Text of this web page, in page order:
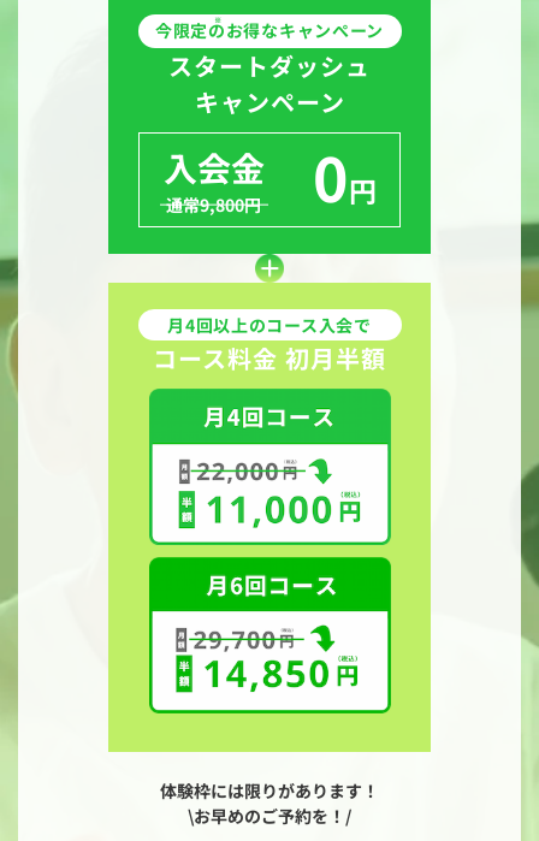
今限定 ※
のお得なキャンぺーン
スタートダッシュ
キャンペーン
入会金
通常9,800円 0円
月4回以上のコース入会で
コース料金 初月半額
体験枠には限りがあります！
\お早めのご予約を！/